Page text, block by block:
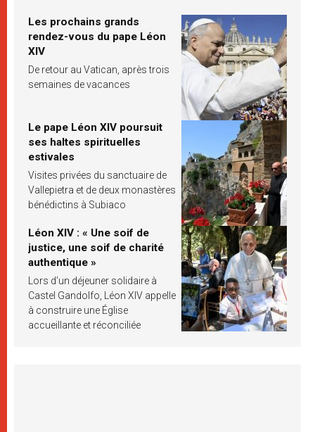
Les prochains grands
rendez-vous du pape Léon
XIV
De retour au Vatican, après trois
semaines de vacances
Le pape Léon XIV poursuit
ses haltes spirituelles
estivales
Visites privées du sanctuaire de
Vallepietra et de deux monastères
bénédictins à Subiaco
Léon XIV : « Une soif de
justice, une soif de charité
authentique »
Lors d’un déjeuner solidaire à
Castel Gandolfo, Léon XIV appelle
à construire une Église
accueillante et réconciliée